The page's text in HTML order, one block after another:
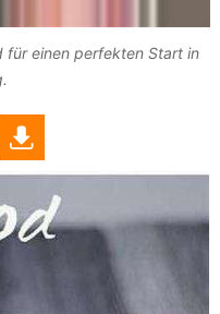
für einen perfekten Start in